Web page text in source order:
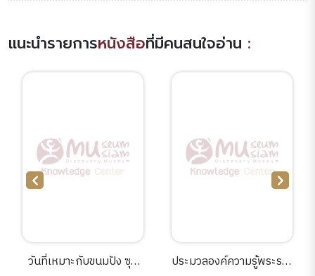
แนะนำรายการหนังสือที่มีคนสนใจอ่าน :
วันที่เหมาะกับขนมปัง ซุป
ประมวลองค์ความรู้พระราช